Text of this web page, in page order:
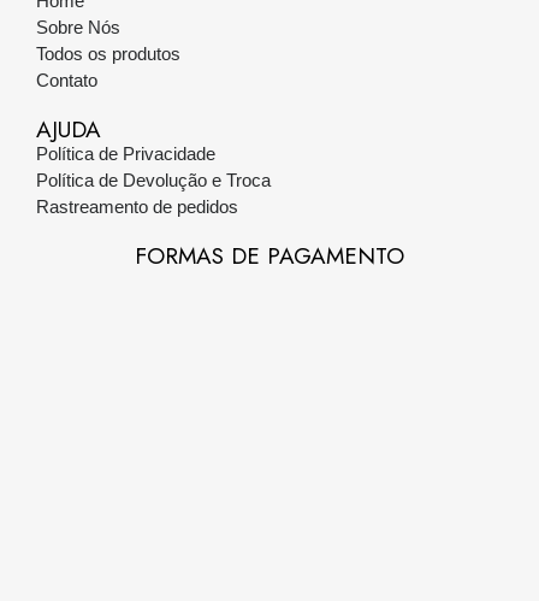
Sobre Nós
Todos os produtos
Contato
AJUDA
Política de Privacidade
Política de Devolução e Troca
Rastreamento de pedidos
FORMAS DE PAGAMENTO